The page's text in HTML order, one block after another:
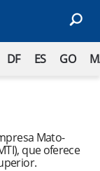
DF ES GO
Mato-
que oferece